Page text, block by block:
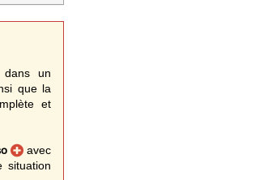
un
que la
et
avec
situation